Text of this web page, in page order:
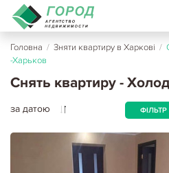
Головна / Зняти квартиру в Харкові /
-Харьков
Снять квартиру -
за датою ФІЛЬТР